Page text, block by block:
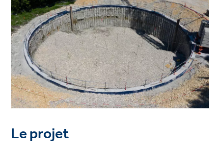
Le projet